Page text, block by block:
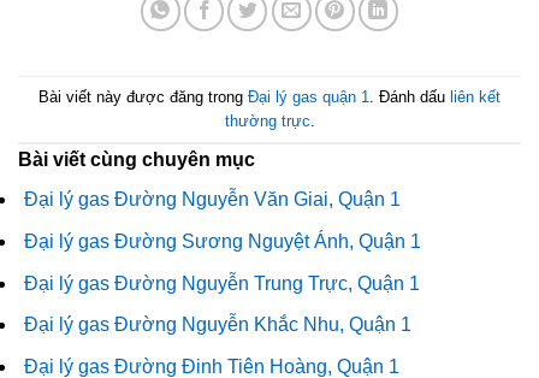
Bài viết này được đăng trong Đại lý gas quận 1 . Đánh dấu liên kết
thường trực
Bài viết cùng chuyên mục
Đại lý gas Đường Nguyễn Văn Giai, Quận 1
Đại lý gas Đường Sương Nguyệt Ánh, Quận 1
Đại lý gas Đường Nguyễn Trung Trực, Quận 1
Đại lý gas Đường Nguyễn Khắc Nhu, Quận 1
Đại lý gas Đường Đinh Tiên Hoàng, Quận 1